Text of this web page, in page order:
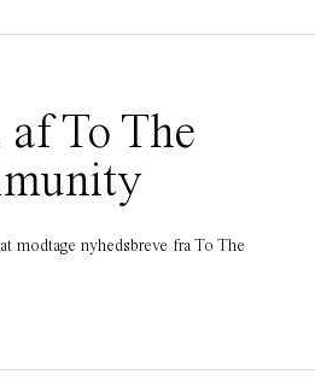
To The
modtage nyhedsbreve fra To The